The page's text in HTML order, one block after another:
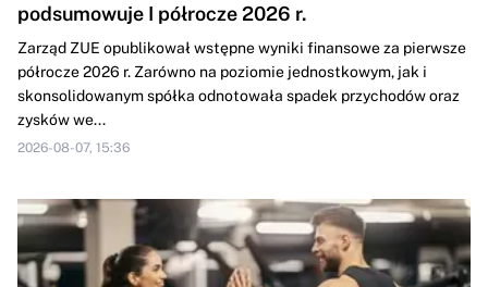
podsumowuje I półrocze 2026 r.
Zarząd ZUE opublikował wstępne wyniki finansowe za pierwsze
półrocze 2026 r. Zarówno na poziomie jednostkowym, jak i
skonsolidowanym spółka odnotowała spadek przychodów oraz
zysków we...
2026-08-07, 15:36